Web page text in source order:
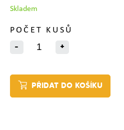
Skladem
POČET KUSŮ
-
+
PŘIDAT DO KOŠÍKU